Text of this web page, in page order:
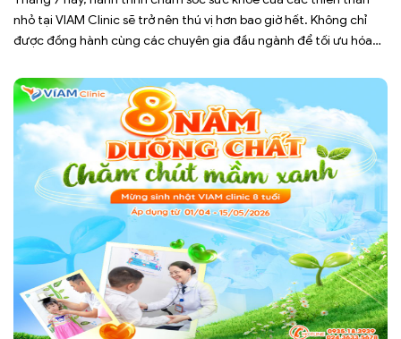
nhỏ tại VIAM Clinic sẽ trở nên thú vị hơn bao giờ hết. Không chỉ
được đồng hành cùng các chuyên gia đầu ngành để tối ưu hóa
ưu […]